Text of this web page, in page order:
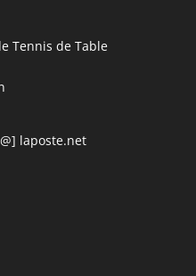
Tennis de Table
laposte.net